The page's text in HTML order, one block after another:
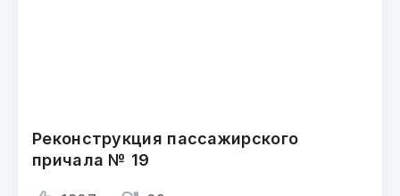
Реконструкция пассажирского
причала № 19